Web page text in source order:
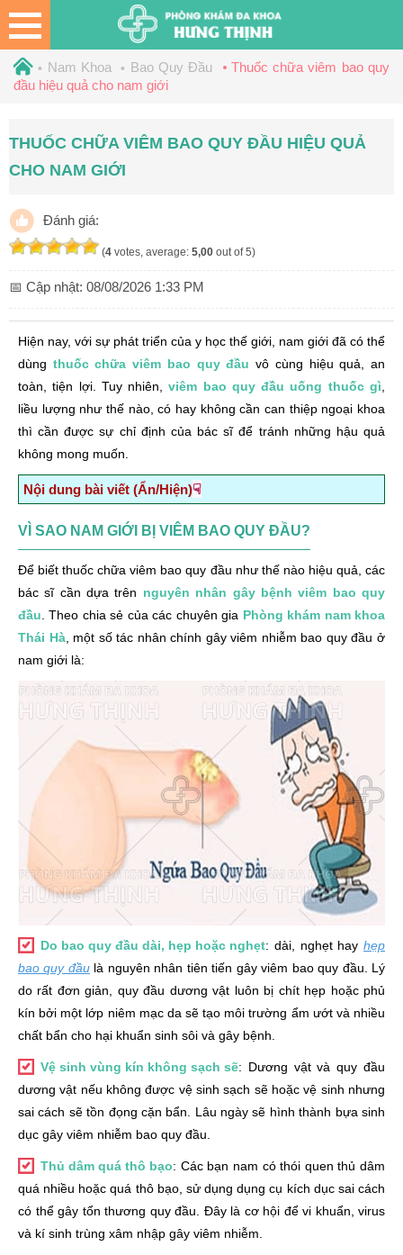
Nam Khoa Bao Quy Đầu
Thuốc chữa viêm bao quy
đầu hiệu quả cho nam giới
THUỐC CHỮA VIÊM BAO QUY ĐẦU HIỆU QUẢ
CHO NAM GIỚI
Đánh giá:
(4 votes, average: 5,00 out of 5)
📅 Cập nhật: 08/08/2026 1:33 PM
Hiện nay, với sự phát triển của y học thế giới, nam giới đã có thể
dùng thuốc chữa viêm bao quy đầu vô cùng hiệu quả, an
toàn, tiện lợi. Tuy nhiên,viêm bao quy đầu uống thuốc gì
liều lượng như thế nào, có hay không cần can thiệp ngoại khoa
thì cần được sự chỉ định của bác sĩ để tránh những hậu quả
không mong muốn.
Nội dung bài viết (Ẩn/Hiện)☟
Viêm bao quy đầu uống thuốc gì hiệu quả?
Lưu ý khi sử dụng thuốc chữa viêm bao quy đầu
Một vài lưu ý phòng chống viêm bao quy đầu ở nam giới
VÌ SAO NAM GIỚI BỊ VIÊM BAO QUY ĐẦU?
Để biết thuốc chữa viêm bao quy đầu như thế nào hiệu quả, các
bác sĩ cần dựa trên nguyên nhân gây bệnh viêm bao quy
đầu . Theo chia sẻ của các chuyên gia Phòng khám nam khoa
Thái Hà, một số tác nhân chính gây viêm nhiễm bao quy đầu ở
nam giới là:
Do bao quy đầu dài, hẹp hoặc nghẹt: dài, nghẹt hay hẹp
bao quy đầulà nguyên nhân tiên tiến gây viêm bao quy đầu. Lý
do rất đơn giản, quy đầu dương vật luôn bị chít hẹp hoặc phủ
kín bởi một lớp niêm mạc da sẽ tạo môi trường ẩm ướt và nhiều
chất bẩn cho hại khuẩn sinh sôi và gây bệnh.
Vệ sinh vùng kín không sạch sẽ: Dương vật và quy đầu
dương vật nếu không được vệ sinh sạch sẽ hoặc vệ sinh nhưng
sai cách sẽ tồn đọng cặn bẩn. Lâu ngày sẽ hình thành bựa sinh
dục gây viêm nhiễm bao quy đầu.
Thủ dâm quá thô bạo: Các bạn nam có thói quen thủ dâm
quá nhiều hoặc quá thô bạo, sử dụng dụng cụ kích dục sai cách
có thể gây tổn thương quy đầu. Đây là cơ hội để vi khuẩn, virus
và kí sinh trùng xâm nhập gây viêm nhiễm.